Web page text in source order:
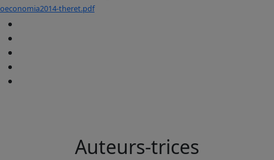
oeconomia2014-theret.pdf
Auteurs-trices